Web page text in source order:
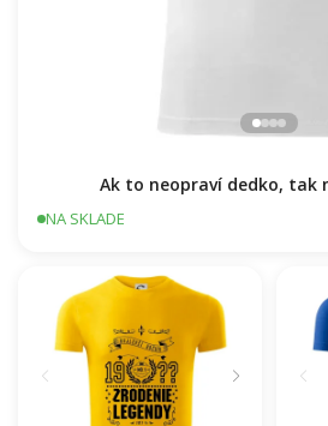
Ak to neopraví dedko, tak
NA SKLADE